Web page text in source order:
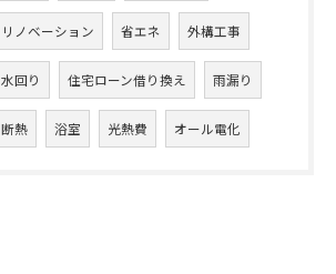
リノベーション 省エネ 外構工事
水回り 住宅ローン借り換え 雨漏り
断熱 浴室 光熱費 オール電化